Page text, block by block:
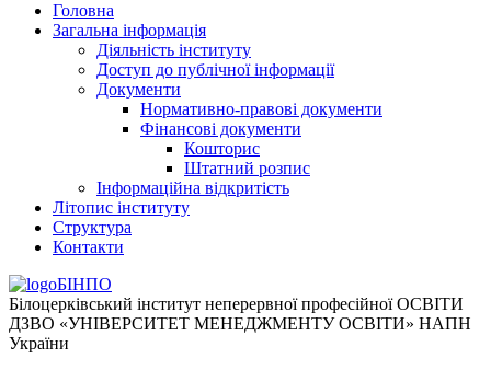
Головна
Загальна інформація
Діяльність інституту
Доступ до публічної інформації
Документи
Нормативно-правові документи
Фінансові документи
Кошторис
Штатний розпис
Інформаційна відкритість
Літопис інституту
Структура
Контакти
БІНПО
Білоцерківський інститут неперервної професійної ОСВІТИ
ДЗВО «УНІВЕРСИТЕТ МЕНЕДЖМЕНТУ ОСВІТИ» НАПН
України